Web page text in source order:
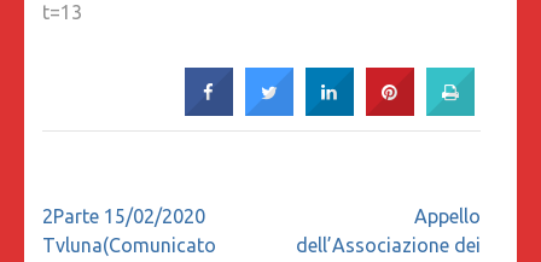
t=13
Navigazione
articoli
2Parte 15/02/2020
Tvluna(Comunicato
Appello
dell’Associazione dei